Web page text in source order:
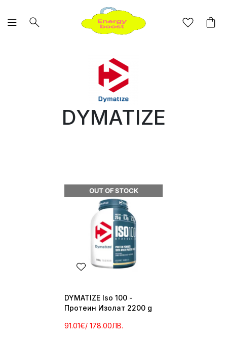
DYMATIZE
OUT OF STOCK
DYMATIZE Iso 100 -
Протеин Изолат 2200 g
91.01€/ 178.00ЛВ.